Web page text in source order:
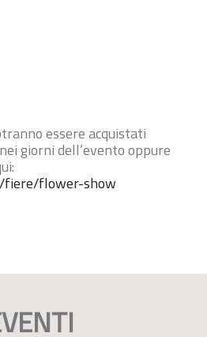
essere acquistati
giorni dell’evento oppure
fiere/flower-show